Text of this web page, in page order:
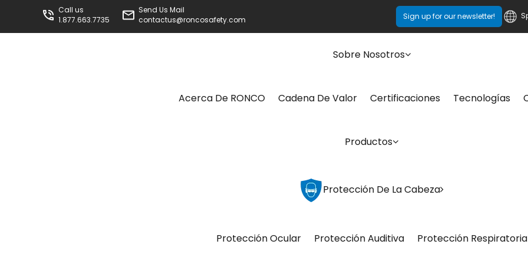
Call us
1.877.663.7735
Send Us Mail
contactus@roncosafety.com
Sign up for our newsletter!
Sobre Nosotros
Acerca De RONCO Cadena De Valor Certificaciones Tecnologías
Productos
Protección De La Cabeza
Protección Ocular Protección Auditiva Protección Respiratoria